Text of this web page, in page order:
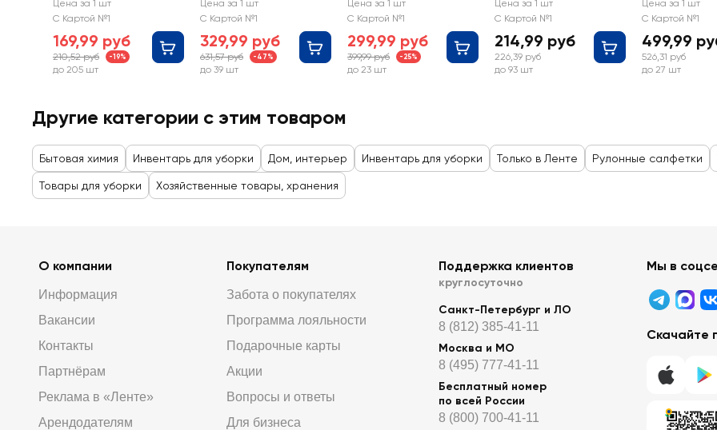
Цена за 1 шт
С Картой №1
169,99 руб
210,52 руб -19%
до 205 шт
рулоне
Цена за 1 шт
С Картой №1
329,99 руб
631,57 руб -47%
до 39 шт
в рулоне
Цена за 1 шт
С Картой №1
299,99 руб
399,99 руб -25%
до 23 шт
рулоне
Цена за 1 шт
С Картой №1
214,99 руб
226,39 руб
до 93 шт
20х30см, Арт.
Цена за 1 шт
С Картой №1
499,99
526,31 руб
до 27 шт
Другие категории с этим товаром
Бытовая химия Инвентарь для уборки Дом, интерьер Инвентарь для уборки Только в Ленте Рулонные салфетки
Товары для уборки Хозяйственные товары, хранения
О компании
Информация
Вакансии
Контакты
Партнёрам
Реклама в «Ленте»
Арендодателям
Покупателям
Забота о покупателях
Программа лояльности
Подарочные карты
Акции
Вопросы и ответы
Для бизнеса
Поддержка клиентов
круглосуточно
Санкт-Петербург и ЛО
8 (812) 385-41-11
Москва и МО
8 (495) 777-41-11
Бесплатный номер
по всей России
8 (800) 700-41-11
Мы в
Скачайте